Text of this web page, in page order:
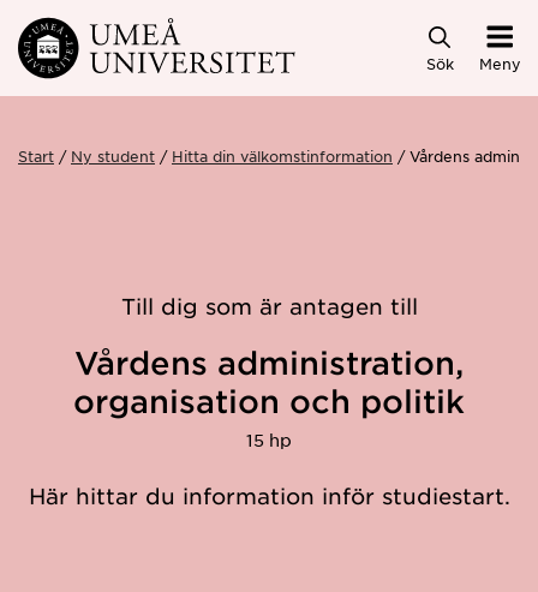
Hoppa direkt till innehållet
Sök Meny
Start Ny student Hitta din välkomstinformation Vårdens
Till dig som är antagen till
Vårdens administration,
organisation och politik
15 hp
Här hittar du information inför studiestart.